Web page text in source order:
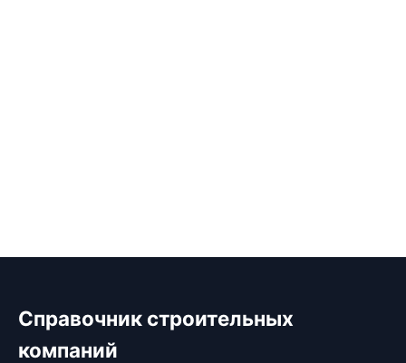
Справочник строительных
компаний